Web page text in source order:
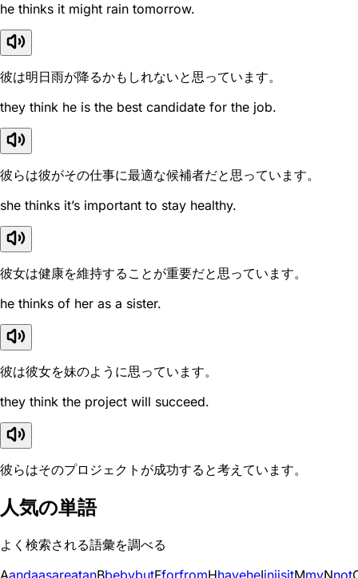
he thinks it might rain tomorrow.
彼は明日雨が降るかもしれないと思っています。
they think he is the best candidate for the job.
彼らは彼がその仕事に最適な候補者だと思っています。
she thinks it’s important to stay healthy.
彼女は健康を維持することが重要だと思っています。
he thinks of her as a sister.
彼は彼女を妹のように思っています。
they think the project will succeed.
彼らはそのプロジェクトが成功すると考えています。
人気の単語
よく検索される語彙を調べる